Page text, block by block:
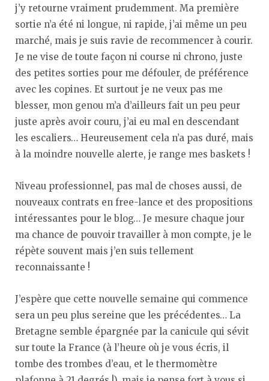
j’y retourne vraiment prudemment. Ma première
sortie n’a été ni longue, ni rapide, j’ai même un peu
marché, mais je suis ravie de recommencer à courir.
Je ne vise de toute façon ni course ni chrono, juste
des petites sorties pour me défouler, de préférence
avec les copines. Et surtout je ne veux pas me
blesser, mon genou m’a d’ailleurs fait un peu peur
juste après avoir couru, j’ai eu mal en descendant
les escaliers… Heureusement cela n’a pas duré, mais
à la moindre nouvelle alerte, je range mes baskets !
Niveau professionnel, pas mal de choses aussi, de
nouveaux contrats en free-lance et des propositions
intéressantes pour le blog… Je mesure chaque jour
ma chance de pouvoir travailler à mon compte, je le
répète souvent mais j’en suis tellement
reconnaissante !
J’espère que cette nouvelle semaine qui commence
sera un peu plus sereine que les précédentes… La
Bretagne semble épargnée par la canicule qui sévit
sur toute la France (à l’heure où je vous écris, il
tombe des trombes d’eau, et le thermomètre